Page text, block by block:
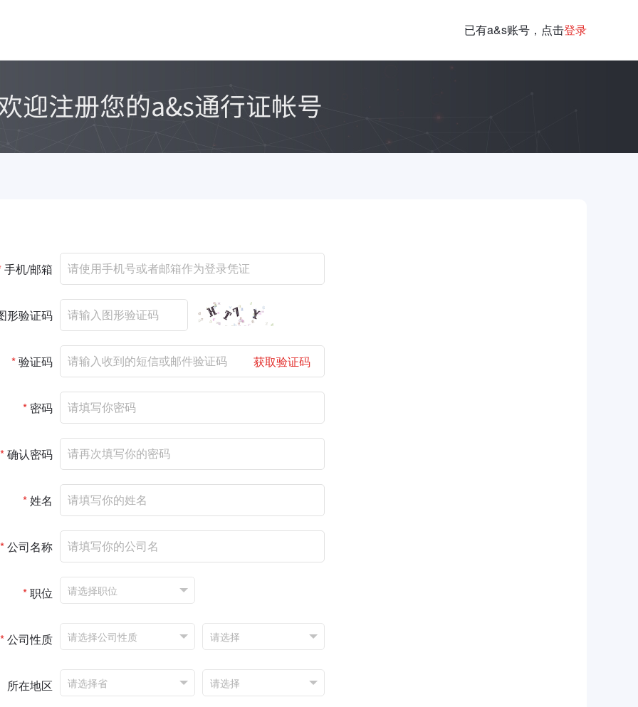
已有a&s账号，点击登录
手机/邮箱
形验证码
*验证码 获取验证码
* 密码
*确认密码
*姓名
*公司名称
*职位
*公司性质
所在地区